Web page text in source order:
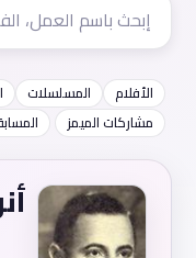
الأفلام المسلسلات
مشاركات الميمز